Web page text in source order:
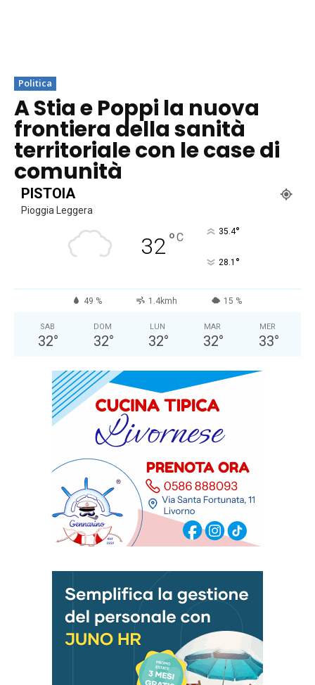
Politica
A Stia e Poppi la nuova
frontiera della sanità
territoriale con le case di
comunità
PISTOIA
Pioggia Leggera
32°C 35.4°
28.1 °
49 % 1.4kmh 15 %
SAB
32°
DOM
32°
LUN
32°
MAR
32°
MER
33°